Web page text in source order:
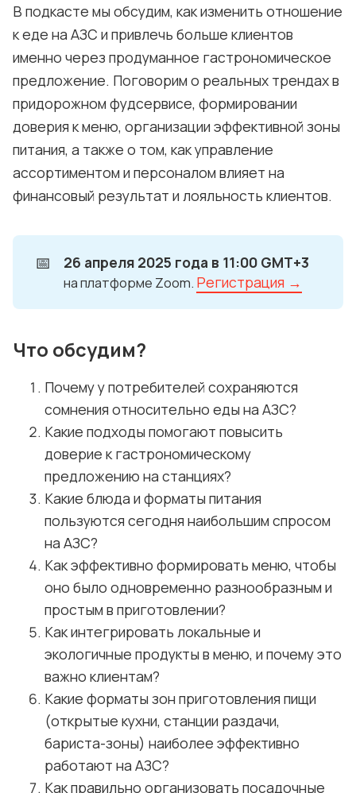
В подкасте мы обсудим, как изменить отношение
к еде на АЗС и привлечь больше клиентов
именно через продуманное гастрономическое
предложение. Поговорим о реальных трендах в
придорожном фудсервисе, формировании
доверия к меню, организации эффективной зоны
питания, а также о том, как управление
ассортиментом и персоналом влияет на
финансовый результат и лояльность клиентов.
📅 26 апреля 2025 года в 11:00 GMT+3
на платформе Zoom. Регистрация →
Что обсудим?
Почему у потребителей сохраняются
сомнения относительно еды на АЗС?
Какие подходы помогают повысить
доверие к гастрономическому
предложению на станциях?
Какие блюда и форматы питания
пользуются сегодня наибольшим спросом
на АЗС?
Как эффективно формировать меню, чтобы
оно было одновременно разнообразным и
простым в приготовлении?
Как интегрировать локальные и
экологичные продукты в меню, и почему это
важно клиентам?
Какие форматы зон приготовления пищи
(открытые кухни, станции раздачи,
бариста-зоны) наиболее эффективно
работают на АЗС?
Как правильно организовать посадочные